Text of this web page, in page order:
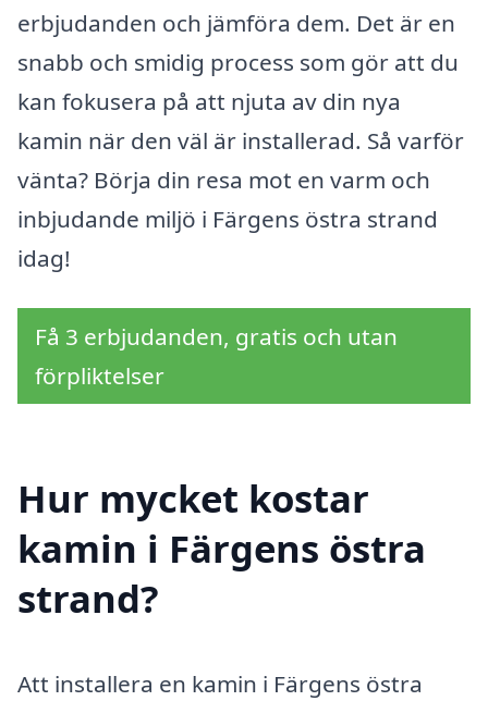
erbjudanden och jämföra dem. Det är en
snabb och smidig process som gör att du
kan fokusera på att njuta av din nya
kamin när den väl är installerad. Så varför
vänta? Börja din resa mot en varm och
inbjudande miljö i Färgens östra strand
idag!
Få 3 erbjudanden, gratis och utan
förpliktelser
Hur mycket kostar
kamin i Färgens östra
strand?
Att installera en kamin i Färgens östra